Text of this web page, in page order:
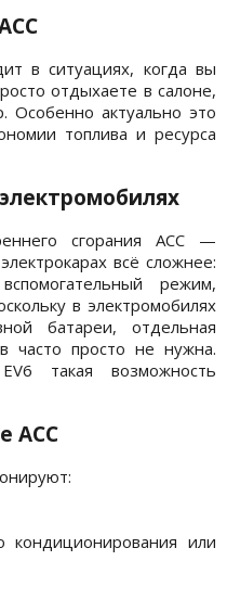
в ситуациях, когда вы
отдыхаете в салоне,
Особенно актуально это
топлива и ресурса
сгорания ACC —
всё сложнее:
режим,
в электромобилях
батареи, отдельная
часто просто не нужна.
такая возможность
ACC
кондиционирования или